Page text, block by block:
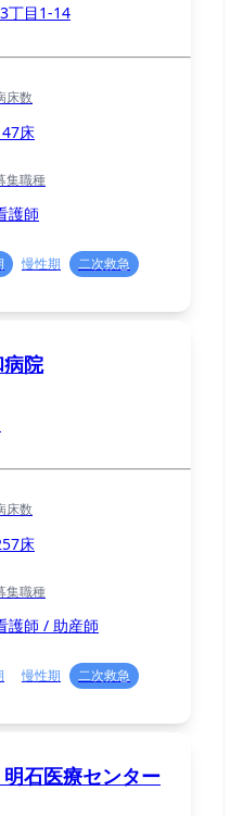
丁目1-14
床数
床
集職種
護師
慢性期
二次救急
院
床数
床
集職種
護師 / 助産師
慢性期
二次救急
石医療センター